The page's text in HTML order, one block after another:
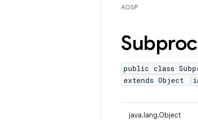
AOSP
public class
extends Object
java.lang.Object